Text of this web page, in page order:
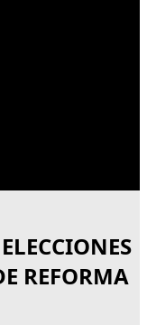
REFORMA